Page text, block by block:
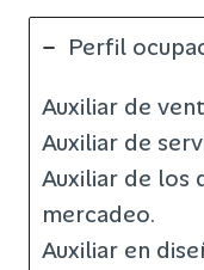
Perfil
Auxiliar de
Auxiliar de
Auxiliar de los
mercadeo.
Auxiliar en